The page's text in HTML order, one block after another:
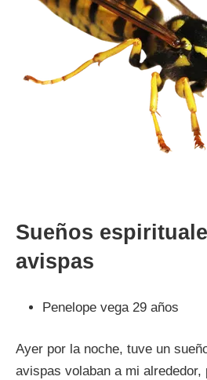
Sueños
avispas
Penelope vega 29 años
Ayer por la noche, tuve un
avispas volaban a mi alrededor,